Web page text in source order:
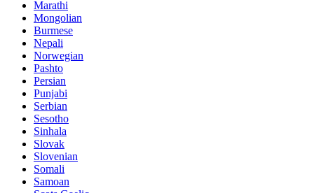
Marathi
Mongolian
Burmese
Nepali
Norwegian
Pashto
Persian
Punjabi
Serbian
Sesotho
Sinhala
Slovak
Slovenian
Somali
Samoan